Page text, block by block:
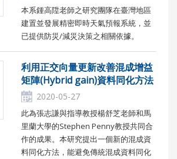
本系鍾高陞老師之研究團隊在臺灣地區
建置並發展精密即時天氣預報系統，並
已提供防災/減災決策之相關依據。
利用正交向量更新改善混成增益
矩陣(Hybrid gain)資料同化方法
2020-05-27
此為張志謙與指導教授楊舒芝老師和馬
里蘭大學的Stephen Penny教授共同合
作的成果。本研究提出一個新的混成資
料同化方法，能避免傳統混成資料同化